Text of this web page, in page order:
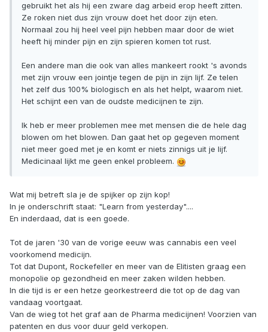
gebruikt het als hij een zware dag arbeid erop heeft zitten.
Ze roken niet dus zijn vrouw doet het door zijn eten.
Normaal zou hij heel veel pijn hebben maar door de wiet
heeft hij minder pijn en zijn spieren komen tot rust.
Een andere man die ook van alles mankeert rookt 's avonds
met zijn vrouw een jointje tegen de pijn in zijn lijf. Ze telen
het zelf dus 100% biologisch en als het helpt, waarom niet.
Het schijnt een van de oudste medicijnen te zijn.
Ik heb er meer problemen mee met mensen die de hele dag
blowen om het blowen. Dan gaat het op gegeven moment
niet meer goed met je en komt er niets zinnigs uit je lijf.
Medicinaal lijkt me geen enkel probleem.
Wat mij betreft sla je de spijker op zijn kop!
In je onderschrift staat: "Learn from yesterday"....
En inderdaad, dat is een goede.
Tot de jaren '30 van de vorige eeuw was cannabis een veel
voorkomend medicijn.
Tot dat Dupont, Rockefeller en meer van de Elitisten graag een
monopolie op gezondheid en meer zaken wilden hebben.
In die tijd is er een hetze georkestreerd die tot op de dag van
vandaag voortgaat.
Van de wieg tot het graf aan de Pharma medicijnen! Voorzien van
patenten en dus voor duur geld verkopen.